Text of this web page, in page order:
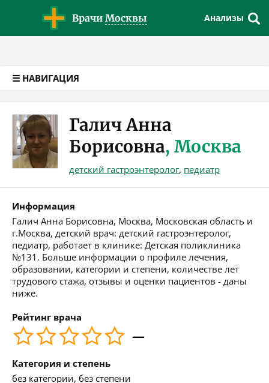
Врачи Москвы Анализы
☰ НАВИГАЦИЯ
Галич Анна
Борисовна, Москва
детский гастроэнтеролог, педиатр
Информация
Галич Анна Борисовна, Москва, Московская область и
г.Москва, детский врач: детский гастроэнтеролог,
педиатр, работает в клинике: Детская поликлиника
№131. Больше информации о профиле лечения,
образовании, категории и степени, количестве лет
трудового стажа, отзывы и оценки пациентов - даны
ниже.
Рейтинг врача
—
Категория и степень
без категории, без степени